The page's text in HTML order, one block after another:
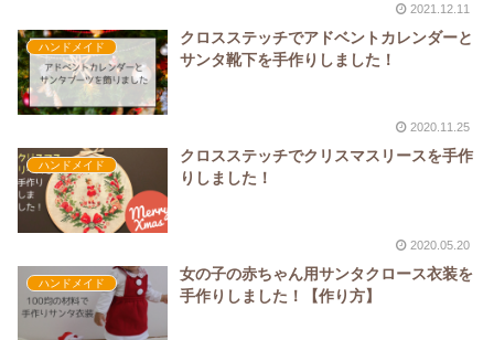
2021.12.11
ハンドメイド
クロスステッチでアドベントカレンダーと
サンタ靴下を手作りしました！
2020.11.25
ハンドメイド
クロスステッチでクリスマスリースを手作
りしました！
2020.05.20
ハンドメイド
女の子の赤ちゃん用サンタクロース衣装を
手作りしました！【作り方】